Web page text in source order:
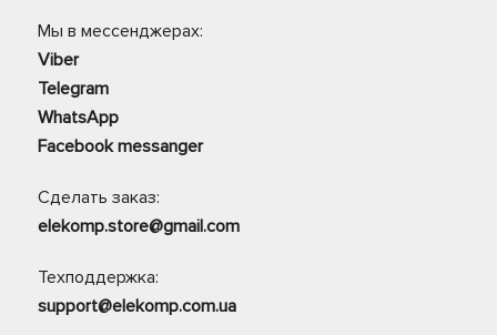
Мы в мессенджерах:
Viber
Telegram
WhatsApp
Facebook messanger
Сделать заказ:
elekomp.store@gmail.com
Техподдержка:
support@elekomp.com.ua